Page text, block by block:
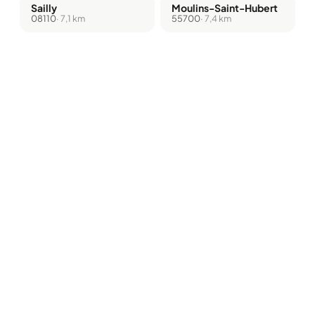
Sailly
08110· 7,1 km
Moulins-Saint-Hubert
55700· 7,4 km